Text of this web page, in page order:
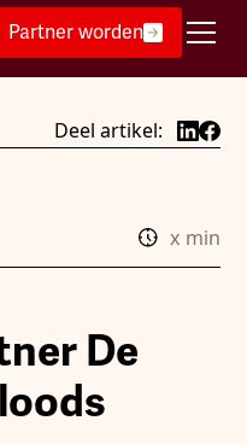
Partner worden
Deel artikel:
x min
De